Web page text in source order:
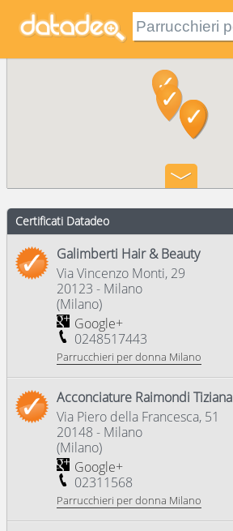
Certificati Datadeo
Galimberti Hair & Beauty
Via Vincenzo Monti, 29
20123 - Milano
(Milano)
Google+
0248517443
Parrucchieri per donna Milano
Acconciature Raimondi Tiziana
Via Piero della Francesca, 51
20148 - Milano
(Milano)
Google+
02311568
Parrucchieri per donna Milano